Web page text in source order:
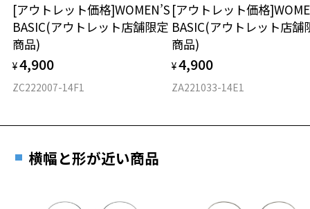
材質
フロント素材：アセテート
[アウトレット価格]WOMEN’S
BASIC(アウトレット店舗限定
商品)
¥4,900
ZC222007-14F1
[アウトレット価格
BASIC(アウトレット店舗
商品)
¥4,900
ZA221033-14E1
横幅と形が近い商品